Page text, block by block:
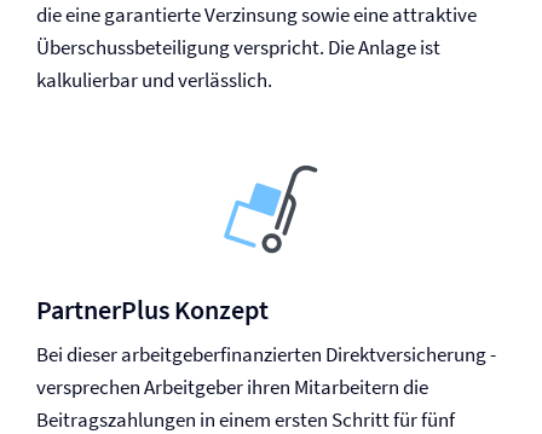
die eine garantierte Verzinsung sowie eine attraktive
Überschussbeteiligung verspricht. Die Anlage ist
kalkulierbar und verlässlich.
PartnerPlus Konzept
Bei dieser arbeitgeberfinanzierten Direkt­versicherung ­
versprechen Arbeitgeber ihren Mitarbeitern die
Beitragszahlungen in einem ersten Schritt für fünf